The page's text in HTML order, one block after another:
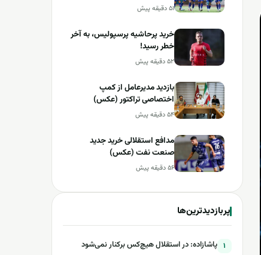
۵۱ دقیقه پیش
خرید پرحاشیه‌ پرسپولیس، به آخر
خطر رسید!
۵۲ دقیقه پیش
بازدید مدیرعامل از کمپ
اختصاصی تراکتور (عکس)
۵۴ دقیقه پیش
مدافع استقلالی خرید جدید
صنعت نفت (عکس)
۵۶ دقیقه پیش
پربازدیدترین‌ها
۱ پاشازاده: در استقلال هیچ‌کس برکنار نمی‌شود